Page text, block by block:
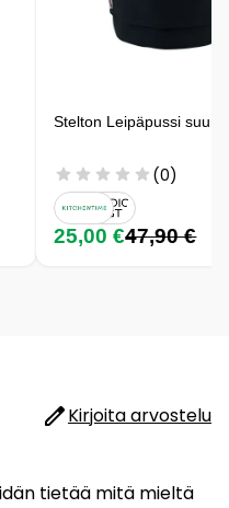
Stelton Leipäpussi suuri
(0)
25,00 €47,90 €
Kirjoita arvostelu
tietää mitä mieltä